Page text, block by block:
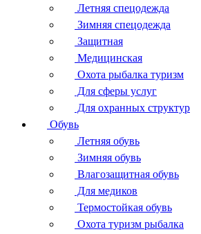
Летняя спецодежда
Зимняя спецодежда
Защитная
Медицинская
Охота рыбалка туризм
Для сферы услуг
Для охранных структур
Обувь
Летняя обувь
Зимняя обувь
Влагозащитная обувь
Для медиков
Термостойкая обувь
Охота туризм рыбалка